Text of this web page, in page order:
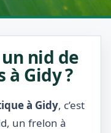
nid de
Gidy ?
à Gidy, c’est
un frelon à